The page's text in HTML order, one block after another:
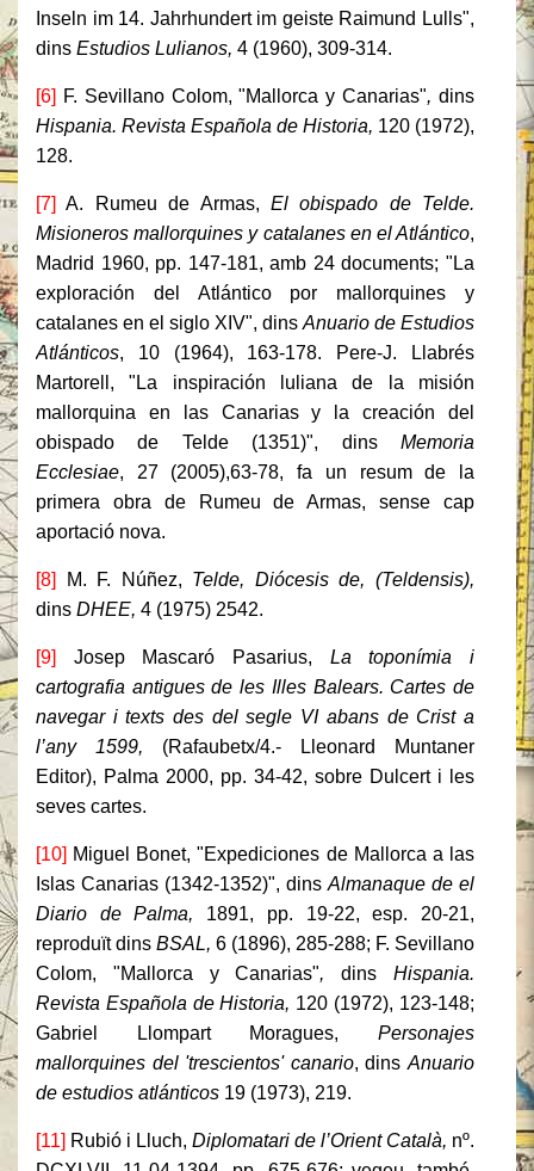
Inseln im 14. Jahrhundert im geiste Raimund Lulls",
dins Estudios Lulianos, 4 (1960), 309-314.
[6] F. Sevillano Colom, "Mallorca y Canarias",dins
Hispania. Revista Española de Historia, 120 (1972),
128.
[7] A. Rumeu de Armas, El obispado de Telde.
Misioneros mallorquines y catalanes en el Atlántico,
Madrid 1960, pp. 147-181, amb 24 documents; "La
exploración del Atlántico por mallorquines y
catalanes en el siglo XIV", dins Anuario de Estudios
Atlánticos, 10 (1964), 163-178. Pere-J. Llabrés
Martorell, "La inspiración luliana de la misión
mallorquina en las Canarias y la creación del
obispado de Telde (1351)", dins Memoria
Ecclesiae, 27 (2005),63-78, fa un resum de la
primera obra de Rumeu de Armas, sense cap
aportació nova.
[8] M. F. Núñez, Telde, Diócesis de, (Teldensis),
dins DHEE, 4 (1975) 2542.
[9] Josep Mascaró Pasarius, La toponímia i
cartografia antigues de les Illes Balears. Cartes de
navegar i texts des del segle VI abans de Crist a
l’any 1599, (Rafaubetx/4.- Lleonard Muntaner
Editor), Palma 2000, pp. 34-42, sobre Dulcert i les
seves cartes.
[10] Miguel Bonet, "Expediciones de Mallorca a las
Islas Canarias (1342-1352)", dins Almanaque de el
Diario de Palma, 1891, pp. 19-22, esp. 20-21,
reproduït dins BSAL, 6 (1896), 285-288; F. Sevillano
Colom, "Mallorca y Canarias",dinsHispania.
Revista Española de Historia, 120 (1972), 123-148;
Gabriel Llompart Moragues, Personajes
mallorquines del 'trescientos' canario, dinsAnuario
de estudios atlánticos 19 (1973), 219.
[11] Rubió i Lluch, Diplomatari de l’Orient Català, nº.